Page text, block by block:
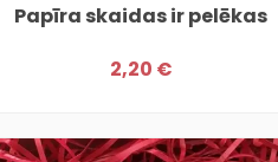
Papīra skaidas ir pelēkas
2,20 €